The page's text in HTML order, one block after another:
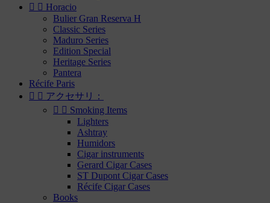
  Horacio
Bulier Gran Reserva H
Classic Series
Maduro Series
Edition Special
Heritage Series
Pantera
Récife Paris
  アクセサリ：
  Smoking Items
Lighters
Ashtray
Humidors
Cigar instruments
Gerard Cigar Cases
ST Dupont Cigar Cases
Récife Cigar Cases
Books